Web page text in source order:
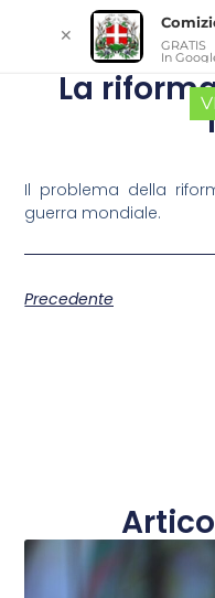
La
Il problema della
guerra mondiale.
Precedente
✕ GRATIS
In